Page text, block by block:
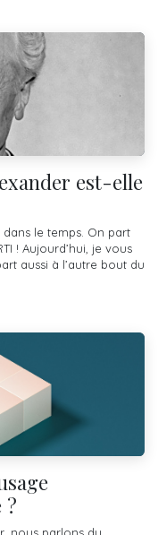
est-elle
le temps. On part
! Aujourd’hui, je vous
aussi à l’autre bout du
nous parlons du